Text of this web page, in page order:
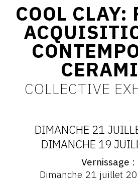
CGV
SUIVEZ-
COOL CLAY:
COLLECTIVE
:
DIMANCHE 21
DIMANCHE 19
Vernissage
Dimanche 21 juillet